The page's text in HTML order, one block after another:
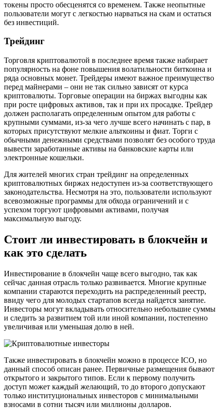
токены просто обесценятся со временем. Также неопытные
пользователи могут с легкостью нарваться на скам и остаться
без инвестиций.
Трейдинг
Торговля криптовалютой в последнее время также набирает
популярность на фоне повышения волатильности биткоина и
ряда основных монет. Трейдеры имеют важное преимущество
перед майнерами – они не так сильно зависят от курса
криптовалюты. Торговые операции на биржах выгодны как
при росте цифровых активов, так и при их просадке. Трейдер
должен располагать определенным опытом для работы с
крупными суммами, из-за чего лучше всего начинать с пар, в
которых присутствуют мелкие альткоины и фиат. Торги с
обычными денежными средствами позволят без особого труда
вывести заработанные активы на банковские карты или
электронные кошельки.
Для жителей многих стран трейдинг на определенных
криптовалютных биржах недоступен из-за соответствующего
законодательства. Несмотря на это, пользователи используют
всевозможные программы для обхода ограничений и с
успехом торгуют цифровыми активами, получая
максимальную выгоду.
Стоит ли инвестировать в блокчейн и
как это сделать
Инвестирование в блокчейн чаще всего выгодно, так как
сейчас данная отрасль только развивается. Многие крупные
компании стараются переходить на распределенный реестр,
ввиду чего для молодых стартапов всегда найдется занятие.
Инвесторы могут вкладывать относительно небольшие суммы
и следить за развитием той или иной компании, постепенно
увеличивая или уменьшая долю в ней.
Также инвестировать в блокчейн можно в процессе ICO, но
данный способ описан ранее. Первичные размещения бывают
открытого и закрытого типов. Если к первому получить
доступ может каждый желающий, то до второго допускают
только институциональных инвесторов с минимальными
взносами в сотни тысяч или миллионы долларов.